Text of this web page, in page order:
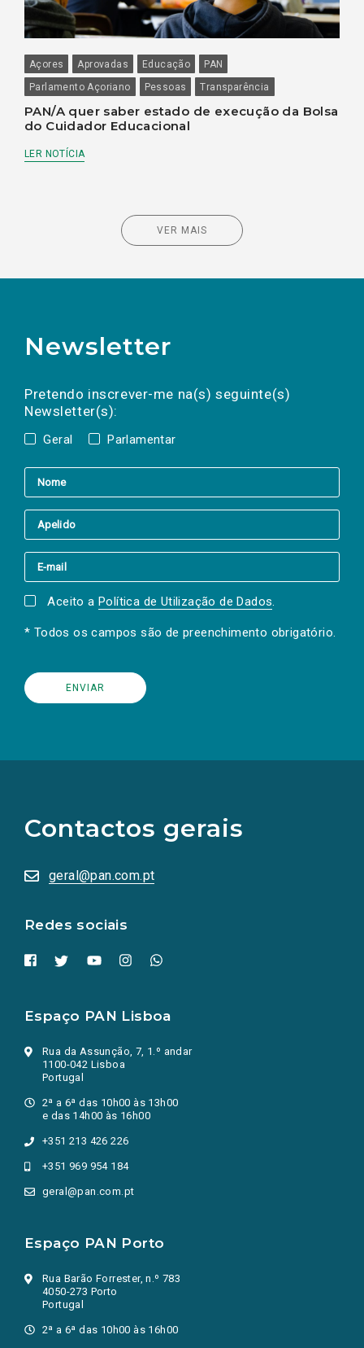
Açores Aprovadas Educação
PAN
Parlamento Açoriano
Pessoas Transparência
PAN/A quer saber estado de execução da Bolsa
do Cuidador Educacional
LER NOTÍCIA
VER MAIS
Newsletter
Pretendo inscrever-me na(s) seguinte(s)
Newsletter(s):
Geral Parlamentar
a(s) newsletter(s).
mail
Aceito a Política de Utilização de Dados.
* Todos os campos são de preenchimento obrigatório.
Contactos gerais
geral@pan.com.pt
Redes sociais
redes
sociais
numa
nova
Espaço PAN Lisboa
Rua da Assunção, 7, 1.º andar
1100-042 Lisboa
Portugal
2ª a 6ª das 10h00 às 13h00
e das 14h00 às 16h00
+351 213 426 226
+351 969 954 184
geral@pan.com.pt
Espaço PAN Porto
Rua Barão Forrester, n.º 783
4050-273 Porto
Portugal
2ª a 6ª das 10h00 às 16h00